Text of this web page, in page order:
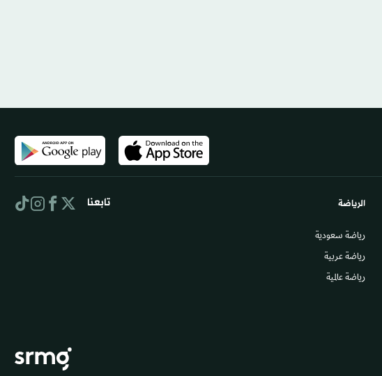
الرياضة
رياضة سعودية
رياضة عربية
رياضة عالمية
تابعنا